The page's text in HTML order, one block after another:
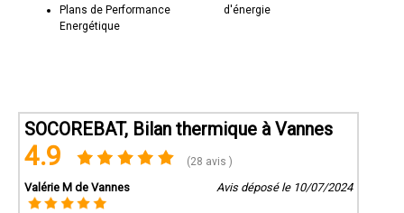
Plans de Performance
Energétique
d'énergie
SOCOREBAT, Bilan thermique à Vannes
4.9 (28 avis )
Valérie M de Vannes Avis déposé le 10/07/2024